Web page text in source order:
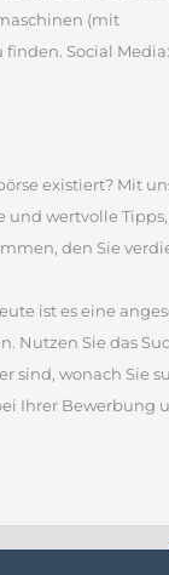
(mit
Social
existiert? Mit
wertvolle
den Sie
ist es eine
Nutzen Sie das
wonach Sie
Ihrer Bewerbung